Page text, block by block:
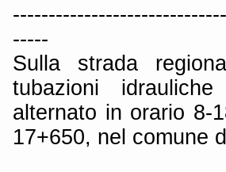
-----
Sulla strada
tubazioni
alternato in orario 8-
17+650, nel comune